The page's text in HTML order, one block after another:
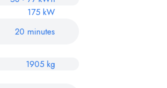
175 kW
20 minutes
1905 kg